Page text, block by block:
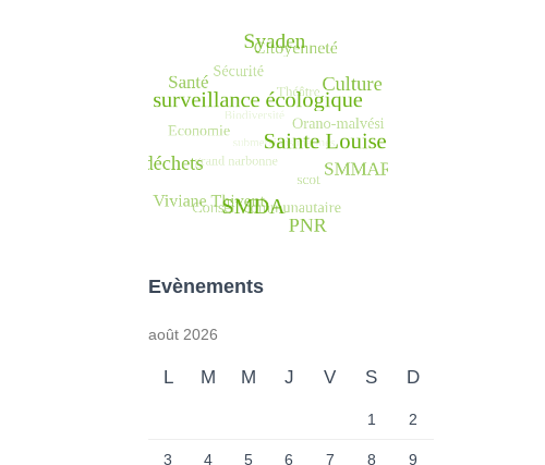
Evènements
août 2026
L M M J V S D
1 2
3 4 5 6 7 8 9